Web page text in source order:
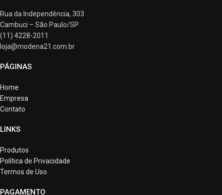
Rua da Independência, 303
Cambuci – São Paulo/SP
(11) 4228-2011
loja@modena21.com.br
PÁGINAS
Home
Empresa
Contato
LINKS
Produtos
Política de Privacidade
Termos de Uso
PAGAMENTO